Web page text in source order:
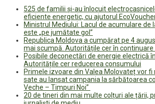
525 de familii și-au înlocuit
eficiente energetic, cu ajutorul
Ministrul Mediului: Lacul de acumulare de
este „pe jumătate gol”
Republica Moldova a cumpărat pe 4
mai scumpă. Autoritățile cer în
Posibile deconectări de energie electrică
Autoritățile cer reducerea consumului
Primele izvoare din Valea Molovateț vor fi
sate au lansat campania la sărbătoarea
Veche – Timpuri Noi”
20 de tineri din mai multe colțuri ale țării,